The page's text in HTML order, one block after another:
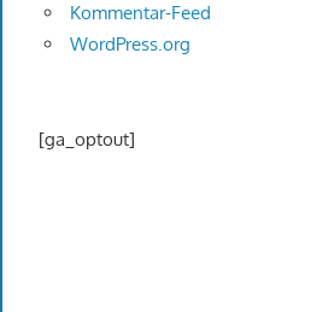
Kommentar-Feed
WordPress.org
[ga_optout]